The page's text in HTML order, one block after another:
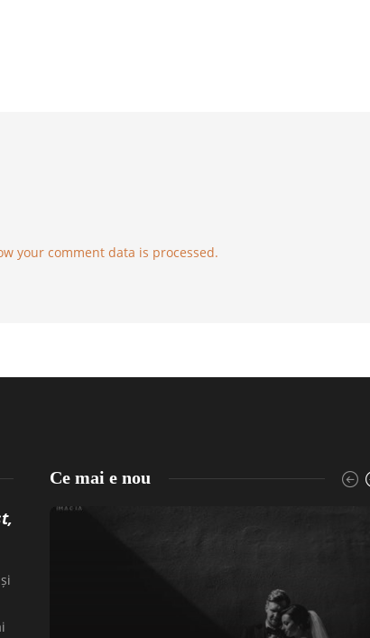
your comment data is processed.
Ce mai e nou